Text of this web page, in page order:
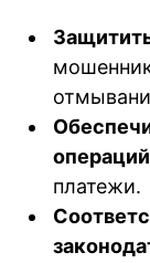
операций
платежи.